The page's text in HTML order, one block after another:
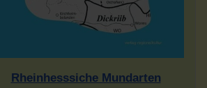
Rheinhesssiche Mundarten